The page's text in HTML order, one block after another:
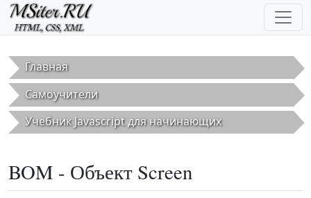
Перейти к основному содержанию
Главная
Самоучители
Учебник Javascript для начинающих
BOM - Объект Screen